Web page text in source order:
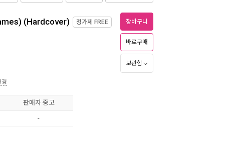
(Hardcover) 정가제 FREE
경
장바구니
바로구매
보관함
판매자 중고
-